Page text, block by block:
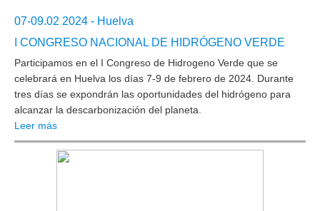
07-09.02 2024 - Huelva
I CONGRESO NACIONAL DE HIDRÓGENO VERDE
Participamos en el I Congreso de Hidrogeno Verde que se
celebrará en Huelva los días 7-9 de febrero de 2024. Durante
tres días se expondrán las oportunidades del hidrógeno para
alcanzar la descarbonización del planeta.
Leer más